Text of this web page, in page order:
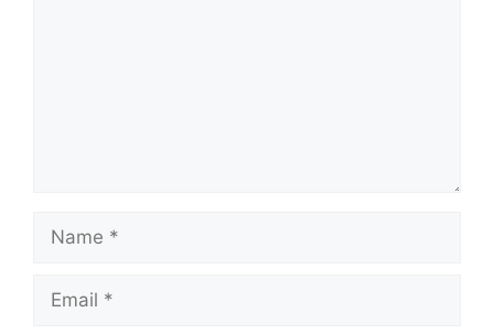
Name
Email